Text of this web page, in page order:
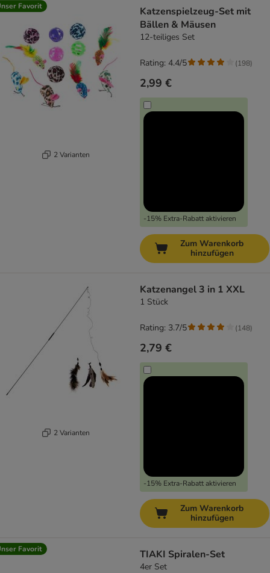
Favorit
2 Varianten
Katzenspielzeug-Set mit
Bällen & Mäusen
12-teiliges Set
2,99 €
-15% Extra-Rabatt aktivieren
Rating: 4.4/5 (198)
Zum Warenkorb
hinzufügen
2 Varianten
Katzenangel 3 in 1 XXL
1 Stück
2,79 €
-15% Extra-Rabatt aktivieren
Rating: 3.7/5 (148)
Zum Warenkorb
hinzufügen
Favorit TIAKI Spiralen-Set
4er Set